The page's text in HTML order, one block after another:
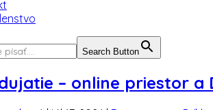
Search Button
– online priestor a